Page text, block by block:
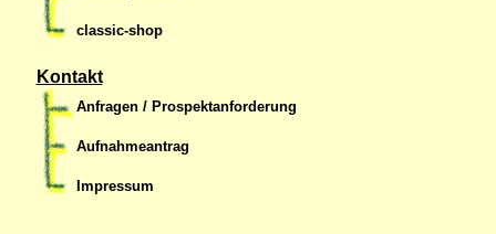
classic-shop
Kontakt
Anfragen / Prospektanforderung
Aufnahmeantrag
Impressum